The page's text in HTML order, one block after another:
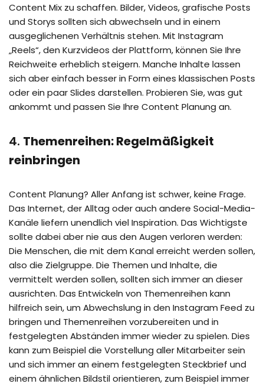
Content Mix zu schaffen. Bilder, Videos, grafische Posts
und Storys sollten sich abwechseln und in einem
ausgeglichenen Verhältnis stehen. Mit Instagram
„Reels“, den Kurzvideos der Plattform, können Sie Ihre
Reichweite erheblich steigern. Manche Inhalte lassen
sich aber einfach besser in Form eines klassischen Posts
oder ein paar Slides darstellen. Probieren Sie, was gut
ankommt und passen Sie Ihre Content Planung an.
4. Themenreihen: Regelmäßigkeit
reinbringen
Content Planung? Aller Anfang ist schwer, keine Frage.
Das Internet, der Alltag oder auch andere Social-Media-
Kanäle liefern unendlich viel Inspiration. Das Wichtigste
sollte dabei aber nie aus den Augen verloren werden:
Die Menschen, die mit dem Kanal erreicht werden sollen,
also die Zielgruppe. Die Themen und Inhalte, die
vermittelt werden sollen, sollten sich immer an dieser
ausrichten. Das Entwickeln von Themenreihen kann
hilfreich sein, um Abwechslung in den Instagram Feed zu
bringen und Themenreihen vorzubereiten und in
festgelegten Abständen immer wieder zu spielen. Dies
kann zum Beispiel die Vorstellung aller Mitarbeiter sein
und sich immer an einem festgelegten Steckbrief und
einem ähnlichen Bildstil orientieren, zum Beispiel immer